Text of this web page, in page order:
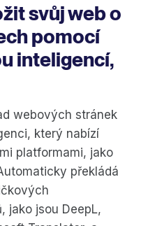
svůj web o
pomocí
inteligencí,
webových stránek
který nabízí
platformami, jako
překládá
jako jsou DeepL,